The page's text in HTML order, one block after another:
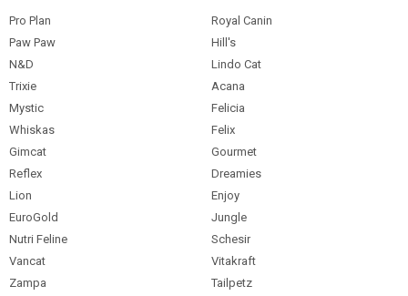
Pro Plan
Royal Canin
Paw Paw
Hill's
N&D
Lindo Cat
Trixie
Acana
Mystic
Felicia
Whiskas
Felix
Gimcat
Gourmet
Reflex
Dreamies
Lion
Enjoy
EuroGold
Jungle
Nutri Feline
Schesir
Vancat
Vitakraft
Zampa
Tailpetz